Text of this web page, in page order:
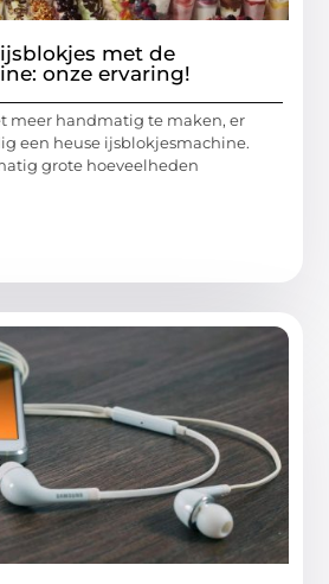
met de
onze ervaring!
meer handmatig te maken, er
een heuse ijsblokjesmachine.
grote hoeveelheden